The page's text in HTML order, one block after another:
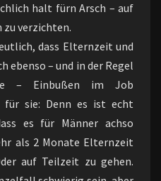
halt fürn Arsch – auf
verzichten.
dass Elternzeit und
ebenso – und in der Regel
– Einbußen im Job
für sie: Denn es ist echt
es für Männer achso
als 2 Monate Elternzeit
auf Teilzeit zu gehen.